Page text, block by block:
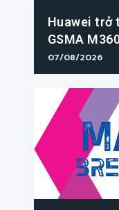
Huawei trở
GSMA
07/08/2026